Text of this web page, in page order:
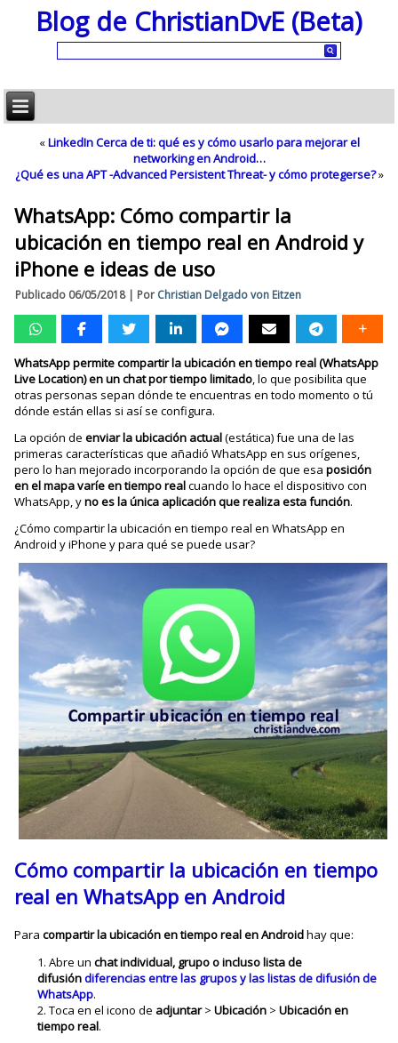
Blog de ChristianDvE (Beta)
«LinkedIn Cerca de ti: qué es y cómo usarlo para mejorar el
networking en Android…
¿Qué es una APT -Advanced Persistent Threat- y cómo protegerse?»
WhatsApp: Cómo compartir la
ubicación en tiempo real en Android y
iPhone e ideas de uso
Publicado 06/05/2018| Por Christian Delgado von Eitzen
WhatsApp permite compartir la ubicación en tiempo real (WhatsApp
Live Location) en un chat por tiempo limitado, lo que posibilita que
otras personas sepan dónde te encuentras en todo momento o tú
dónde están ellas si así se configura.
La opción deenviar la ubicación actual(estática) fue una de las
primeras características que añadió WhatsApp en sus orígenes,
pero lo han mejorado incorporando la opción de que esaposición
en el mapa varíe en tiempo realcuando lo hace el dispositivo con
WhatsApp, yno es la única aplicación que realiza esta función.
¿Cómo compartir la ubicación en tiempo real en WhatsApp en
Android y iPhone y para qué se puede usar?
Cómo compartir la ubicación en tiempo
real en WhatsApp en Android
Paracompartir la ubicación en tiempo real en Androidhay que:
Abre unchat individual, grupo o incluso lista de
difusióndiferencias entre las grupos y las listas de difusión de
WhatsApp.
Toca en el icono de adjuntar>Ubicación >Ubicación en
tiempo real.